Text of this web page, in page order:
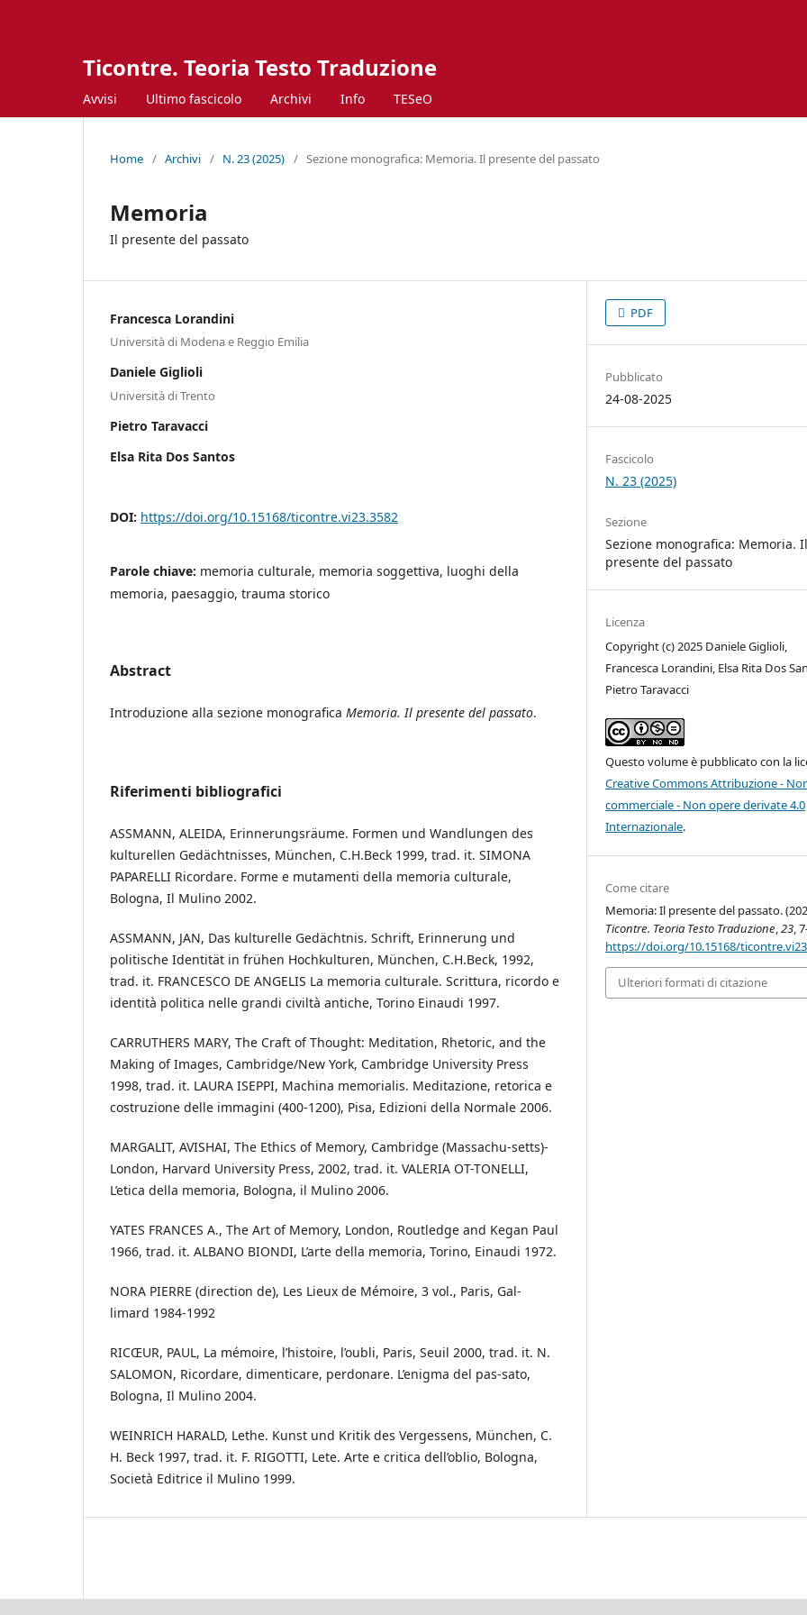
Ticontre. Teoria Testo Traduzione
Avvisi Ultimo fascicolo Archivi Info TESeO
Home / Archivi / N. 23 (2025) / Sezione monografica: Memoria. Il presente del passato
Memoria
Il presente del passato
Francesca Lorandini
Università di Modena e Reggio Emilia
Daniele Giglioli
Università di Trento
Pietro Taravacci
Elsa Rita Dos Santos
DOI: https://doi.org/10.15168/ticontre.vi23.3582
Parole chiave: memoria culturale, memoria soggettiva, luoghi della
memoria, paesaggio, trauma storico
Abstract
Introduzione alla sezione monografica Memoria.Il presente del passato.
Riferimenti bibliografici
ASSMANN, ALEIDA, Erinnerungsräume. Formen und Wandlungen des
kulturellen Gedächtnisses, München, C.H.Beck 1999, trad. it. SIMONA
PAPARELLI Ricordare. Forme e mutamenti della memoria culturale,
Bologna, Il Mulino 2002.
ASSMANN, JAN, Das kulturelle Gedächtnis. Schrift, Erinnerung und
politische Identität in frühen Hochkulturen, München, C.H.Beck, 1992,
trad. it. FRANCESCO DE ANGELIS La memoria culturale. Scrittura, ricordo e
identità politica nelle grandi civiltà antiche, Torino Einaudi 1997.
CARRUTHERS MARY, The Craft of Thought: Meditation, Rhetoric, and the
Making of Images, Cambridge/New York, Cambridge University Press
1998, trad. it. LAURA ISEPPI, Machina memorialis. Meditazione, retorica e
costruzione delle immagini (400-1200), Pisa, Edizioni della Normale 2006.
MARGALIT, AVISHAI, The Ethics of Memory, Cambridge (Massachu-setts)-
London, Harvard University Press, 2002, trad. it. VALERIA OT-TONELLI,
L’etica della memoria, Bologna, il Mulino 2006.
YATES FRANCES A., The Art of Memory, London, Routledge and Kegan Paul
1966, trad. it. ALBANO BIONDI, L’arte della memoria, Torino, Einaudi 1972.
NORA PIERRE (direction de), Les Lieux de Mémoire, 3 vol., Paris, Gal-
limard 1984-1992
RICŒUR, PAUL, La mémoire, l’histoire, l’oubli, Paris, Seuil 2000, trad. it. N.
SALOMON, Ricordare, dimenticare, perdonare. L’enigma del pas-sato,
Bologna, Il Mulino 2004.
WEINRICH HARALD, Lethe. Kunst und Kritik des Vergessens, München, C.
H. Beck 1997, trad. it. F. RIGOTTI, Lete. Arte e critica dell’oblio, Bologna,
Società Editrice il Mulino 1999.
PDF
Pubblicato
24-08-2025
Fascicolo
N. 23 (2025)
Sezione
Sezione monografica: Memoria. Il
presente del passato
Licenza
Copyright (c) 2025 Daniele Giglioli,
Francesca Lorandini, Elsa Rita Dos
Pietro Taravacci
Questo volume è pubblicato con la
Creative Commons Attribuzione -
commerciale - Non opere derivate 4.0
Internazionale.
Come citare
Memoria: Il presente del passato.
Ticontre. Teoria Testo Traduzione,23,
https://doi.org/10.15168/
Ulteriori formati di citazione